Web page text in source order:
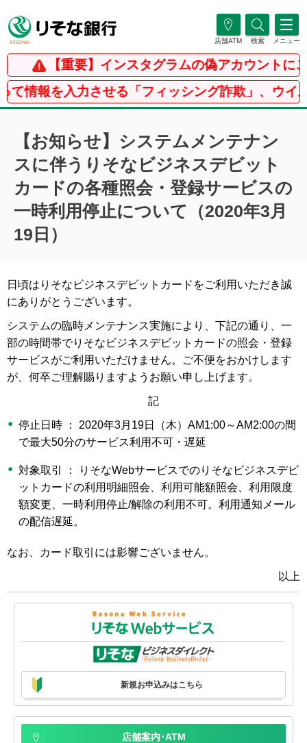
店舗ATM 検索 メニュー
【重要】インスタグラムの偽アカウントにご
報を入力させる「フィッシング詐欺」、ウイル
【お知らせ】システムメンテナン
スに伴うりそなビジネスデビット
カードの各種照会・登録サービスの
一時利用停止について（2020年3月
19日）
日頃はりそなビジネスデビットカードをご利用いただき誠
にありがとうございます。
システムの臨時メンテナンス実施により、下記の通り、一
部の時間帯でりそなビジネスデビットカードの照会・登録
サービスがご利用いただけません。ご不便をおかけします
が、何卒ご理解賜りますようお願い申し上げます。
記
停止日時 ： 2020年3月19日（木）AM1:00～AM2:00の間
で最大50分のサービス利用不可・遅延
対象取引 ： りそなWebサービスでのりそなビジネスデビ
ットカードの利用明細照会、利用可能額照会、利用限度
額変更、一時利用停止/解除の利用不可。利用通知メール
の配信遅延。
なお、カード取引には影響ございません。
以上
新規お申込みはこちら
店舗案内･ATM